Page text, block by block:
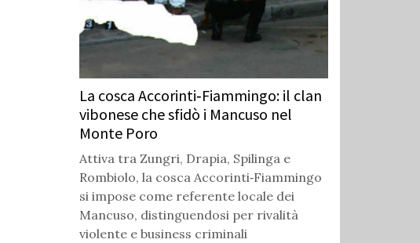
La cosca Accorinti‑Fiammingo: il clan
vibonese che sfidò i Mancuso nel
Monte Poro
Attiva tra Zungri, Drapia, Spilinga e
Rombiolo, la cosca Accorinti‑Fiammingo
si impose come referente locale dei
Mancuso, distinguendosi per rivalità
violente e business criminali